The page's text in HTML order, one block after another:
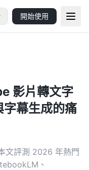
開始使用
影片轉文字
幕生成的痛
文評測 2026 年熱門
、